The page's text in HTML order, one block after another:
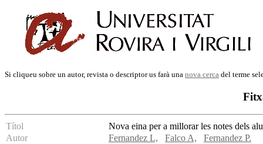
Si cliqueu sobre un autor, revista o descriptor us farà una nova cerca del terme
Títol
Nova eina per a millorar les notes dels
Autor
Fernandez L, Falco A,
Fernandez P.